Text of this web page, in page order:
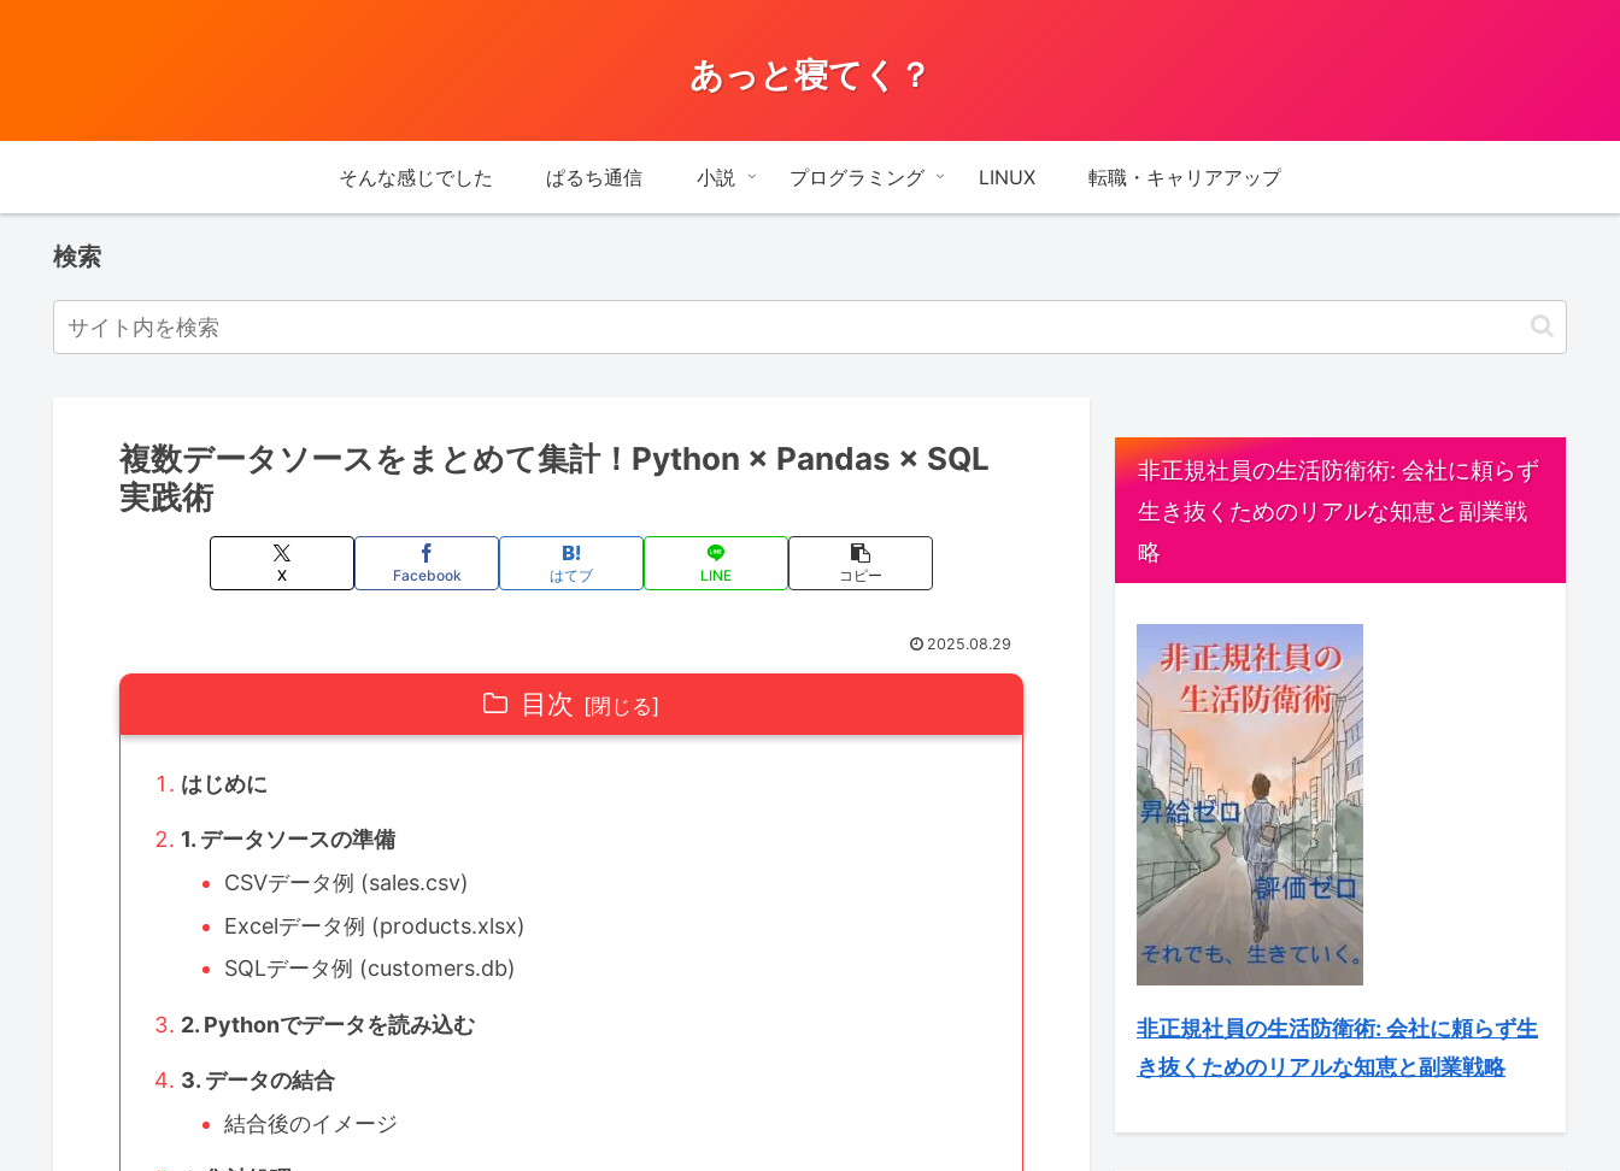
あっと寝てく？
そんな感じでした ぱるち通信 小説 プログラミング LINUX 転職・キャリアアップ
検索
複数データソースをまとめて集計！Python × Pandas × SQL
実践術
X Facebook はてブ LINE コピー
2025.08.29
目次
はじめに
1. データソースの準備
CSVデータ例 (sales.csv)
Excelデータ例 (products.xlsx)
SQLデータ例 (customers.db)
2. Pythonでデータを読み込む
3. データの結合
結合後のイメージ
非正規社員の生活防衛術: 会社に頼らず
生き抜くためのリアルな知恵と副業戦
略
非正規社員の生活防衛術: 会社に頼らず生
き抜くためのリアルな知恵と副業戦略